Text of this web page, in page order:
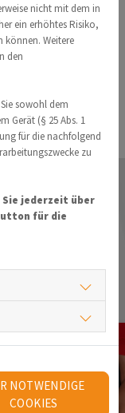
nicht mit dem in
ein erhöhtes Risiko,
können. Weitere
den
sowohl dem
Gerät (§ 25 Abs. 1
für die nachfolgend
zu
jederzeit über
für die
NOTWENDIGE
COOKIES